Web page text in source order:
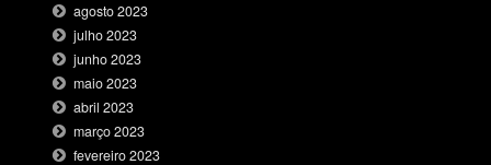
agosto 2023
julho 2023
junho 2023
maio 2023
abril 2023
março 2023
fevereiro 2023